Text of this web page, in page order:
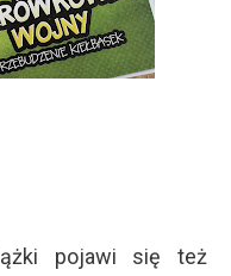
pojawi się też